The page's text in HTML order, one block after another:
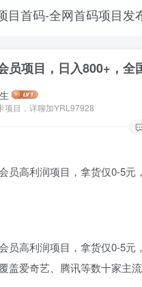
员项目，日入800+，全
项目，详聊加YRL97928
员高利润项目，拿货仅0-5元
员高利润项目，拿货仅0-5元
盖爱奇艺、腾讯等数十家主